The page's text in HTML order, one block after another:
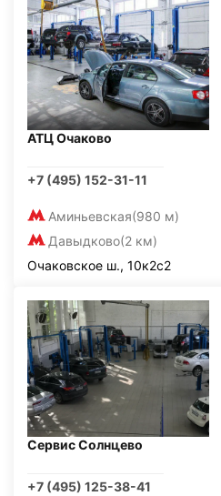
АТЦ Очаково
+7 (495) 152-31-11
Аминьевская(980 м)
Давыдково(2 км)
Очаковское ш., 10к2с2
Сервис Солнцево
+7 (495) 125-38-41